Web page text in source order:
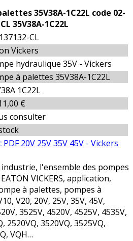
35V38A-1C22L code 02-
35V38A-1C22L
CL
Vickers
hydraulique 35V - Vickers
à palettes 35V38A-1C22L
1C22L
€
consulter
PDF 20V 25V 35V 45V - Vickers
l'ensemble des pompes
VICKERS, application,
à palettes, pompes à
V20, 20V, 25V, 35V, 45V,
3525V, 4520V, 4525V, 4535V,
2520VQ, 3520VQ, 3525VQ,
VQH…